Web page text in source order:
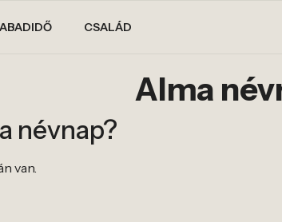
CSALÁD
Alma
névnap?
van.